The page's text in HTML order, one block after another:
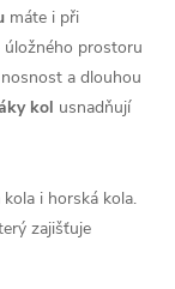
máte i při
prostoru
a dlouhou
kol usnadňují
kola i horská kola.
zajišťuje